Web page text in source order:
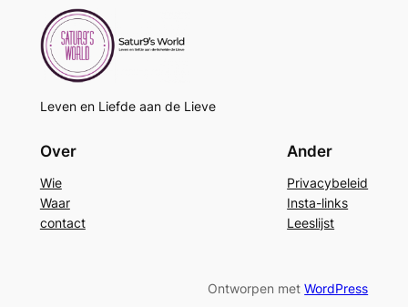
Leven en Liefde aan de Lieve
Over
Wie
Waar
contact
Ander
Privacybeleid
Insta-links
Leeslijst
Ontworpen metWordPress